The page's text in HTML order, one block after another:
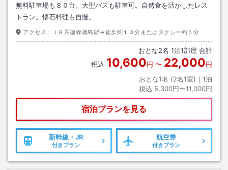
無料駐車場も８０台。大型バスも駐車可。自然食を活かしたレス
トラン。懐石料理も自慢。
アクセス： ＪＲ高徳線徳島駅→徒歩約１３分またはタクシー約５分
おとな2名 1泊1部屋 合計
税込 10,600円 〜 22,000円
おとな1名 (2名1室)｜ 1泊
税込 5,300円〜11,000円
宿泊プランを見る
新幹線・JR
付きプラン
航空券
付きプラン